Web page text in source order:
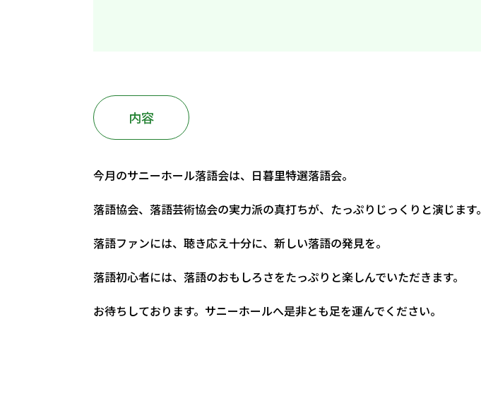
内容
今月のサニーホール落語会は、日暮里特選落語会。
落語協会、落語芸術協会の実力派の真打ちが、たっぷりじっくりと演じます。
落語ファンには、聴き応え十分に、新しい落語の発見を。
落語初心者には、落語のおもしろさをたっぷりと楽しんでいただきます。
お待ちしております。サニーホールへ是非とも足を運んでください。